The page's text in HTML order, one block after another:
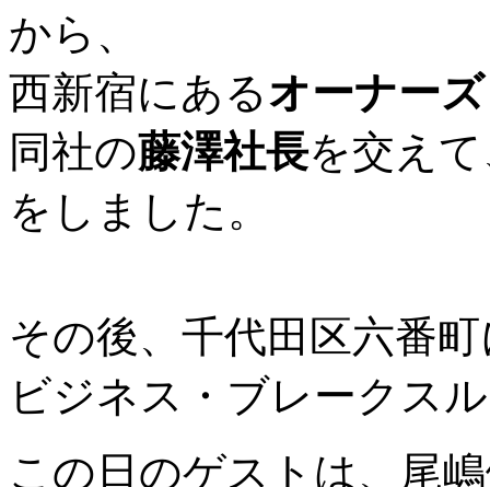
から、
西新宿にあるオーナー
同社の藤澤社長を交え
をしました。
その後、千代田区六番
ビジネス・ブレークス
この日のゲストは、尾